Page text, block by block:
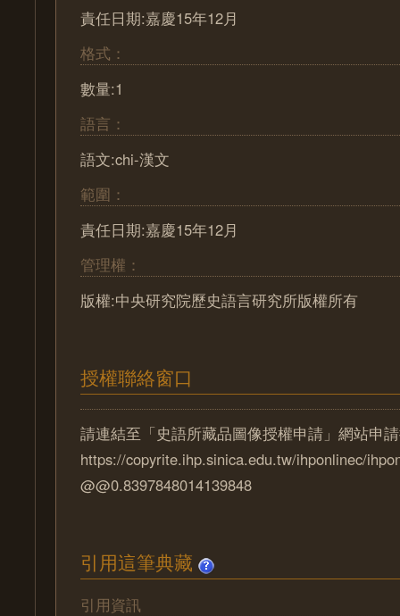
責任日期:嘉慶15年12月
格式：
數量:1
語言：
語文:chi-漢文
範圍：
責任日期:嘉慶15年12月
管理權：
版權:中央研究院歷史語言研究所版權所有
授權聯絡窗口
請連結至「史語所藏品圖像授權申請」網站申
https://copyrite.ihp.sinica.edu.tw/ihponlinec/
@@0.8397848014139848
引用這筆典藏
引用資訊